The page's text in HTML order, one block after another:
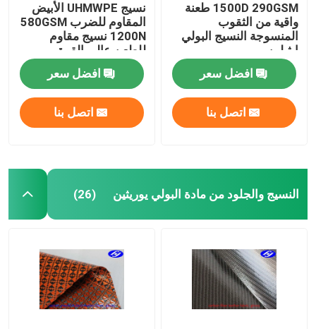
1500D 290GSM طعنة
واقية من الثقوب
المنسوجة النسيج البولي
ايثيلين
افضل سعر
اتصل بنا
نسيج UHMWPE الأبيض
المقاوم للضرب 580GSM
1200N نسيج مقاوم
للطعن عالي القوة
افضل سعر
اتصل بنا
النسيج والجلود من مادة البولي يوريثين (26)